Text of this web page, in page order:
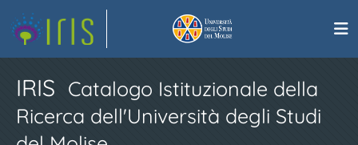
IRIS Catalogo Istituzionale della
Ricerca dell'Università degli Studi